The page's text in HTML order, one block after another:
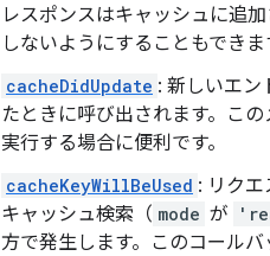
レスポンスはキャッシュに追
しないようにすることもできま
cacheDidUpdate : 新しいエン
たときに呼び出されます。こ
実行する場合に便利です。
cacheKeyWillBeUsed : リク
キャッシュ検索（ mode が
方で発生します。このコール